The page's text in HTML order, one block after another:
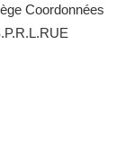
Coordonnées